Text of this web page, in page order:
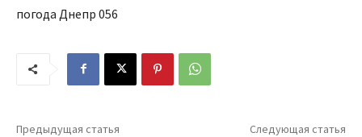
погода Днепр 056
Предыдущая статья Следующая статья